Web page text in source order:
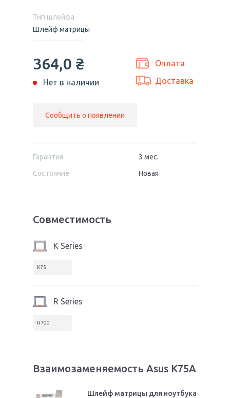
Тип шлейфа
Шлейф матрицы
364,0 ₴
Нет в наличии
Сообщить о появлении
Оплата
Доставка
Гарантия
3 мес.
Состояние
Новая
Совместимость
K Series
K75
R Series
R700
Взаимозаменяемость Asus K75A
Шлейф матрицы для ноутбука